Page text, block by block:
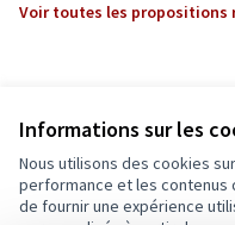
Informations sur les
Nous utilisons des cookies
performance et les contenus
de fournir une expérience
Voir toutes les propositions